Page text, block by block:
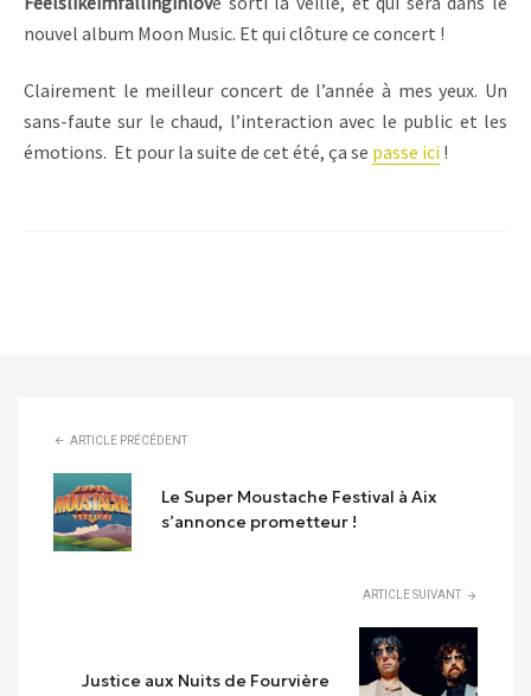
nouvel album Moon Music. Et qui clôture ce concert !
Clairement le meilleur concert de l’année à mes yeux. Un
sans-faute sur le chaud, l’interaction avec le public et les
émotions. Et pour la suite de cet été, ça se passe ici !
ARTICLE PRÉCÉDENT
Le Super Moustache Festival à Aix
s’annonce prometteur !
ARTICLE SUIVANT
Justice aux Nuits de Fourvière